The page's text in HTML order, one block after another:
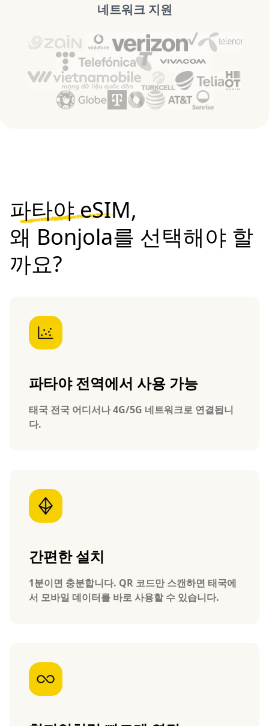
네트워크 지원
파타야 eSIM,
왜 Bonjola를 선택해야 할
까요?
파타야 전역에서 사용 가능
태국 전국 어디서나 4G/5G 네트워크로 연결됩니
다.
간편한 설치
1분이면 충분합니다. QR 코드만 스캔하면 태국에
서 모바일 데이터를 바로 사용할 수 있습니다.